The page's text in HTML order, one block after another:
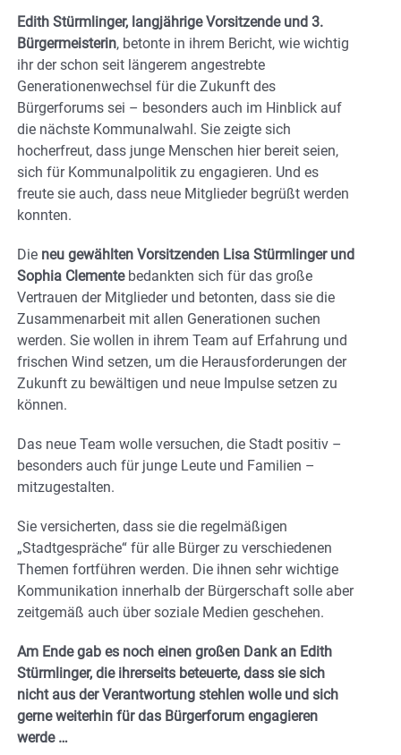
Edith Stürmlinger, langjährige Vorsitzende und 3.
Bürgermeisterin, betonte in ihrem Bericht, wie wichtig
ihr der schon seit längerem angestrebte
Generationenwechsel für die Zukunft des
Bürgerforums sei – besonders auch im Hinblick auf
die nächste Kommunalwahl. Sie zeigte sich
hocherfreut, dass junge Menschen hier bereit seien,
sich für Kommunalpolitik zu engagieren. Und es
freute sie auch, dass neue Mitglieder begrüßt werden
konnten.
Die neu gewählten Vorsitzenden Lisa Stürmlinger und
Sophia Clementebedankten sich für das große
Vertrauen der Mitglieder und betonten, dass sie die
Zusammenarbeit mit allen Generationen suchen
werden. Sie wollen in ihrem Team auf Erfahrung und
frischen Wind setzen, um die Herausforderungen der
Zukunft zu bewältigen und neue Impulse setzen zu
können.
Das neue Team wolle versuchen, die Stadt positiv –
besonders auch für junge Leute und Familien –
mitzugestalten.
Sie versicherten, dass sie die regelmäßigen
„Stadtgespräche“ für alle Bürger zu verschiedenen
Themen fortführen werden. Die ihnen sehr wichtige
Kommunikation innerhalb der Bürgerschaft solle aber
zeitgemäß auch über soziale Medien geschehen.
Am Ende gab es noch einen großen Dank an Edith
Stürmlinger, die ihrerseits beteuerte, dass sie sich
nicht aus der Verantwortung stehlen wolle und sich
gerne weiterhin für das Bürgerforum engagieren
werde …